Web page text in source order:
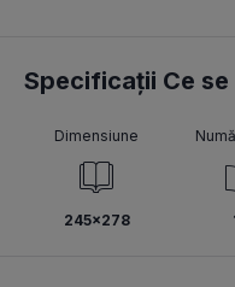
Specificații Ce
Dimensiune
245x278